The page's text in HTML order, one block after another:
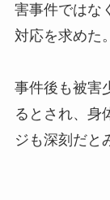
害事件ではな
対応を求めた。
事件後も被害
るとされ、身
ジも深刻だと